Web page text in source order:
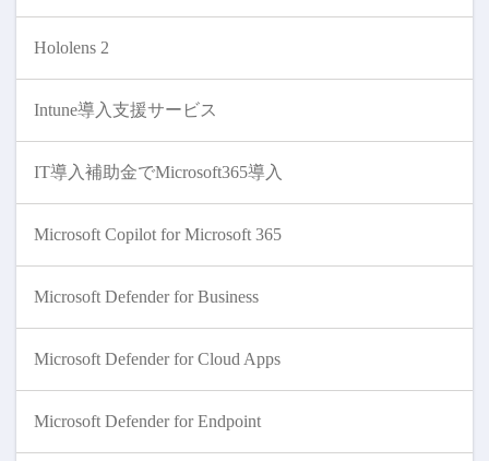
Hololens 2
Intune導入支援サービス
IT導入補助金でMicrosoft365導入
Microsoft Copilot for Microsoft 365
Microsoft Defender for Business
Microsoft Defender for Cloud Apps
Microsoft Defender for Endpoint